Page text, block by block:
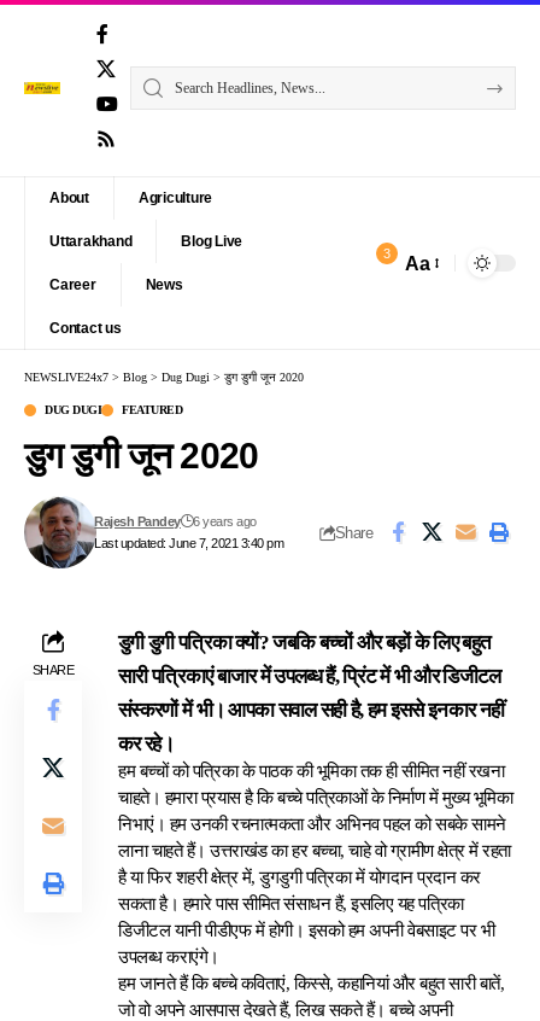
About Agriculture
Uttarakhand Blog Live
Career News
Contact us
3 Aa
NEWSLIVE24x7 > Blog > Dug Dugi > डुग डुगी जून 2020
DUG DUGI FEATURED
डुग डुगी जून 2020
Last updated: June 7, 2021 3:40 pm
Rajesh Pandey 6 years ago
Share
SHARE
डुगी डुगी पत्रिका क्यों? जबकि बच्चों और बड़ों के लिए बहुत
सारी पत्रिकाएं बाजार में उपलब्ध हैं, प्रिंट में भी और डिजीटल
संस्करणों में भी। आपका सवाल सही है, हम इससे इनकार नहीं
कर रहे।
हम बच्चों को पत्रिका के पाठक की भूमिका तक ही सीमित नहीं रखना
चाहते। हमारा प्रयास है कि बच्चे पत्रिकाओं के निर्माण में मुख्य भूमिका
निभाएं। हम उनकी रचनात्मकता और अभिनव पहल को सबके सामने
लाना चाहते हैं। उत्तराखंड का हर बच्चा, चाहे वो ग्रामीण क्षेत्र में रहता
है या फिर शहरी क्षेत्र में, डुगडुगी पत्रिका में योगदान प्रदान कर
सकता है। हमारे पास सीमित संसाधन हैं, इसलिए यह पत्रिका
डिजीटल यानी पीडीएफ में होगी। इसको हम अपनी वेबसाइट पर भी
उपलब्ध कराएंगे।
हम जानते हैं कि बच्चे कविताएं, किस्से, कहानियां और बहुत सारी बातें,
जो वो अपने आसपास देखते हैं, लिख सकते हैं। बच्चे अपनी